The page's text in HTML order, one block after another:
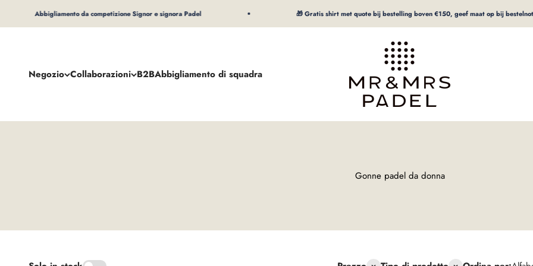
Abbigliamento da competizione Signor e signora Padel 🎁 Gratis shirt met quote bij bestelling boven €150, geef maat op bij bestelnotitie
Negozio Collaborazioni B2BAbbigliamento di squadra
mrpadel.com
Gonne padel da donna